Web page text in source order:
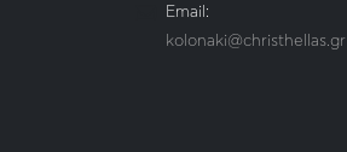
Email:
kolonaki@christhellas.gr